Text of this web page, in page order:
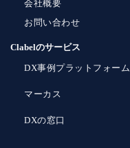
会社概要
お問い合わせ
Clabelのサービス
DX事例プラットフォーム
マーカス
DXの窓口